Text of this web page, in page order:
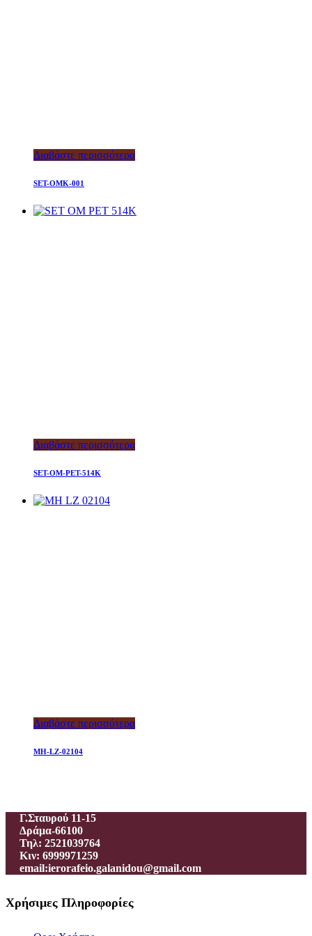
Διαβάστε περισσότερα
SET-OMK-001
Διαβάστε περισσότερα
SET-OM-PET-514K
Διαβάστε περισσότερα
MH-LZ-02104
Γ.Σταυρού 11-15
Δράμα-66100
Τηλ: 2521039764
Κιν: 6999971259
email:ierorafeio.galanidou@gmail.com
Χρήσιμες Πληροφορίες